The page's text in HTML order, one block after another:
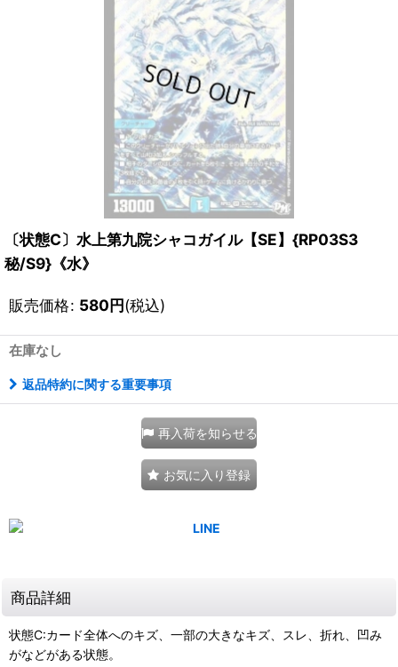
〔状態C〕水上第九院シャコガイル【SE】{RP03S3
秘/S9}《水》
販売価格: 580円(税込)
在庫なし
返品特約に関する重要事項
再入荷を知らせる
お気に入り登録
商品詳細
状態C:カード全体へのキズ、一部の大きなキズ、スレ、折れ、凹み
がなどがある状態。